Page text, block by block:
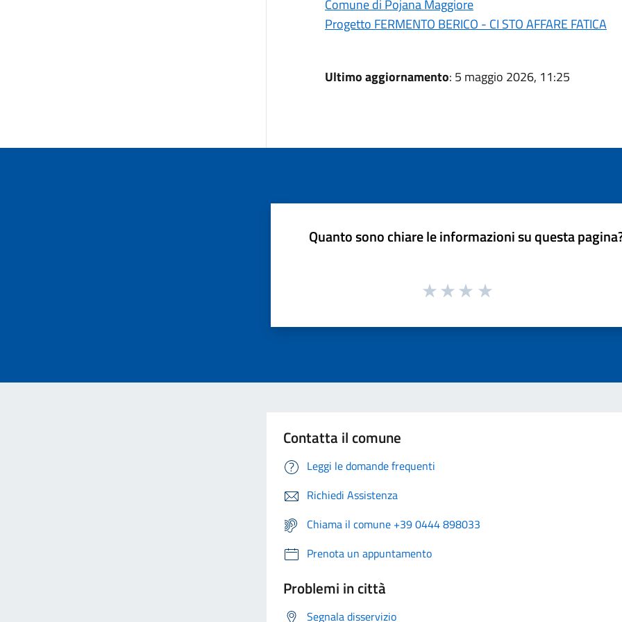
Comune di Pojana Maggiore
Progetto FERMENTO BERICO - CI STO AFFARE FATICA
Ultimo aggiornamento: 5 maggio 2026, 11:25
Quanto sono chiare le informazioni su questa
Contatta il comune
Leggi le domande frequenti
Richiedi Assistenza
Chiama il comune +39 0444 898033
Prenota un appuntamento
Problemi in città
Segnala disservizio